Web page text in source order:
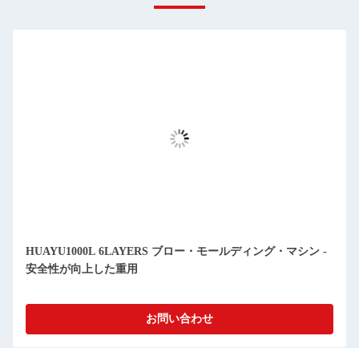
HUAYU1000L 6LAYERS ブロー・モールディング・マシン -
安全性が向上した重用
お問い合わせ